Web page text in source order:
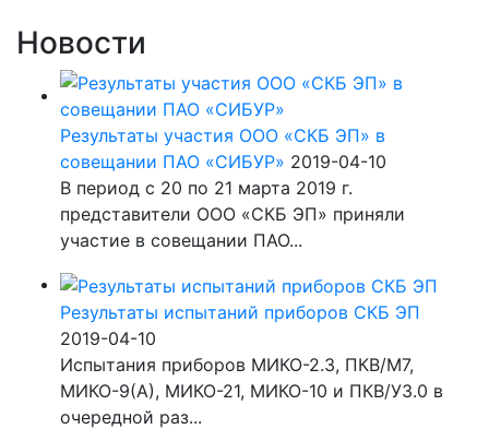
Новости
Результаты участия ООО «СКБ ЭП» в
совещании ПАО «СИБУР» 2019-04-10
В период с 20 по 21 марта 2019 г.
представители ООО «СКБ ЭП» приняли
участие в совещании ПАО...
Результаты испытаний приборов СКБ ЭП
2019-04-10
Испытания приборов МИКО-2.3, ПКВ/М7,
МИКО-9(А), МИКО-21, МИКО-10 и ПКВ/У3.0 в
очередной раз...